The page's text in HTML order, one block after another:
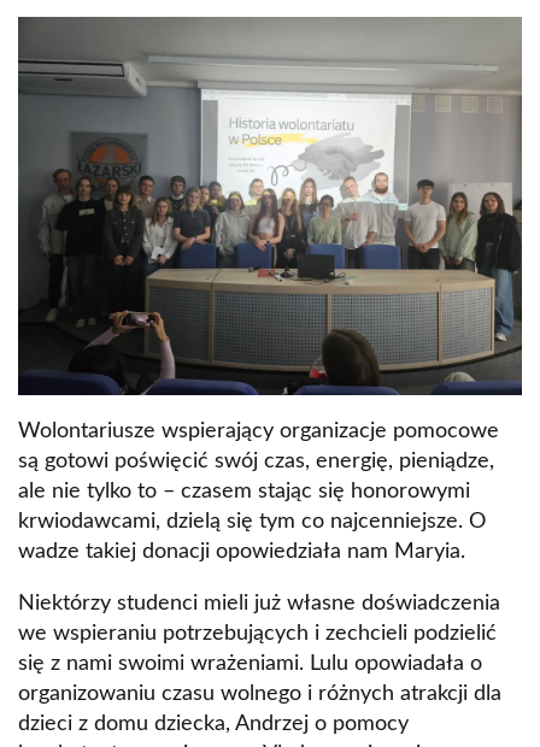
Wolontariusze wspierający organizacje pomocowe
są gotowi poświęcić swój czas, energię, pieniądze,
ale nie tylko to – czasem stając się honorowymi
krwiodawcami, dzielą się tym co najcenniejsze. O
wadze takiej donacji opowiedziała nam Maryia.
Niektórzy studenci mieli już własne doświadczenia
we wspieraniu potrzebujących i zechcieli podzielić
się z nami swoimi wrażeniami. Lulu opowiadała o
organizowaniu czasu wolnego i różnych atrakcji dla
dzieci z domu dziecka, Andrzej o pomocy